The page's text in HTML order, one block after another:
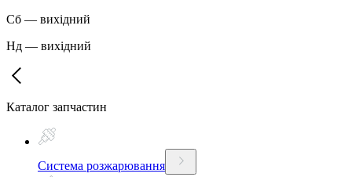
Сб — вихідний
Нд — вихідний
Каталог запчастин
Система розжарювання